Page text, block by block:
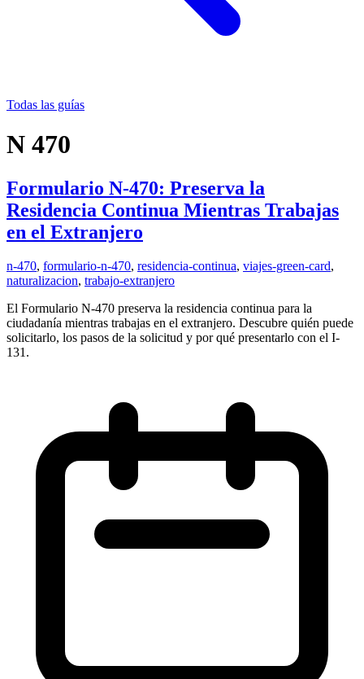
Todas las guías
N 470
Formulario N-470: Preserva la
Residencia Continua Mientras Trabajas
en el Extranjero
n-470, formulario-n-470, residencia-continua, viajes-green-card,
naturalizacion, trabajo-extranjero
El Formulario N-470 preserva la residencia continua para la
ciudadanía mientras trabajas en el extranjero. Descubre quién puede
solicitarlo, los pasos de la solicitud y por qué presentarlo con el I-
131.